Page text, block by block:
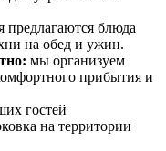
предлагаются блюда
на обед и ужин.
мы организуем
прибытия и
гостей
на территории